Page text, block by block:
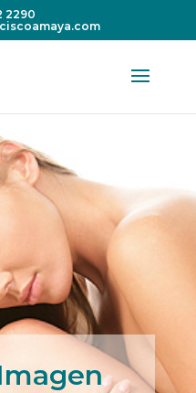
2290